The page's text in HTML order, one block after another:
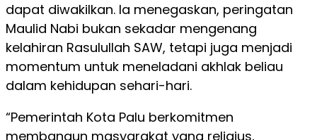
dapat diwakilkan. Ia menegaskan, peringatan
Maulid Nabi bukan sekadar mengenang
kelahiran Rasulullah SAW, tetapi juga menjadi
momentum untuk meneladani akhlak beliau
dalam kehidupan sehari-hari.
“Pemerintah Kota Palu berkomitmen
membangun masyarakat yang religius,